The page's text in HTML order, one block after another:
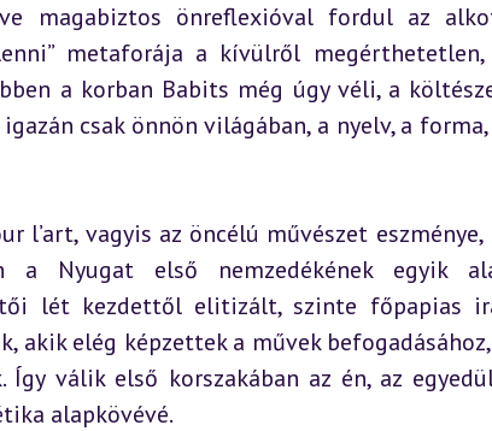
magabiztos önreflexióval fordul az
metaforája a kívülről megérthetetlen,
a korban Babits még úgy véli, a
csak önnön világában, a nyelv, a forma,
l’art, vagyis az öncélú művészet eszménye,
a Nyugat első nemzedékének egyik
lét kezdettől elitizált, szinte főpapias
elég képzettek a művek
válik első korszakában az én, az
alapkövévé.